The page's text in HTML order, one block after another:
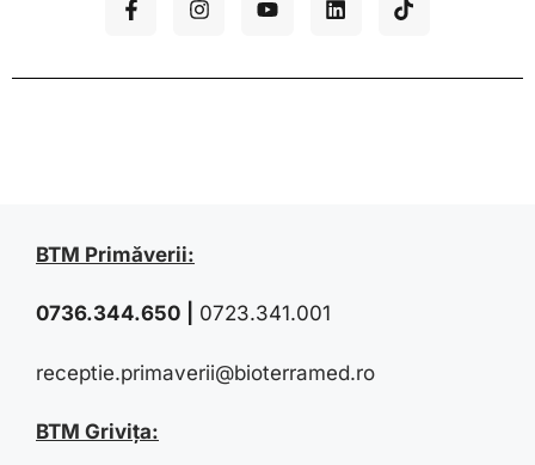
BTM Primăverii:
0736.344.650 0723.341.001
receptie.primaverii@bioterramed.ro
BTM Grivița: